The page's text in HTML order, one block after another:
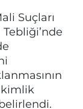
Suçları
kimlik